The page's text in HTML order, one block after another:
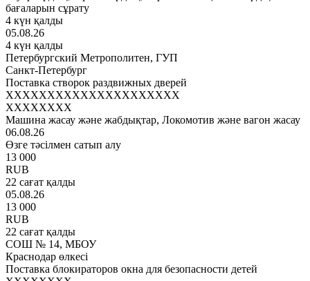
бағаларын сұрату
4 күн қалды
05.08.26
4 күн қалды
Петербургский Метрополитен, ГУП
Санкт-Петербург
Поставка створок раздвижных дверей
XXXXXXXXXXXXXXXXXXXXX
XXXXXXXX
Машина жасау және жабдықтар, Локомотив және вагон жасау
06.08.26
Өзге тәсілмен сатып алу
13 000
RUB
22 сағат қалды
05.08.26
13 000
RUB
22 сағат қалды
СОШ № 14, МБОУ
Краснодар өлкесі
Поставка блокираторов окна для безопасности детей